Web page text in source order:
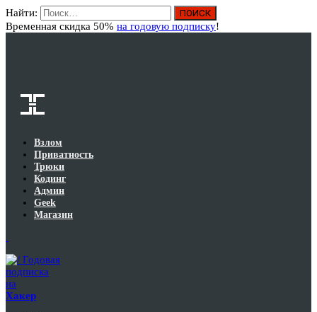
Найти:
Временная скидка 50% на годовую подписку!
Взлом
Приватность
Трюки
Кодинг
Админ
Geek
Магазин
Годовая
подписка
на
Хакер